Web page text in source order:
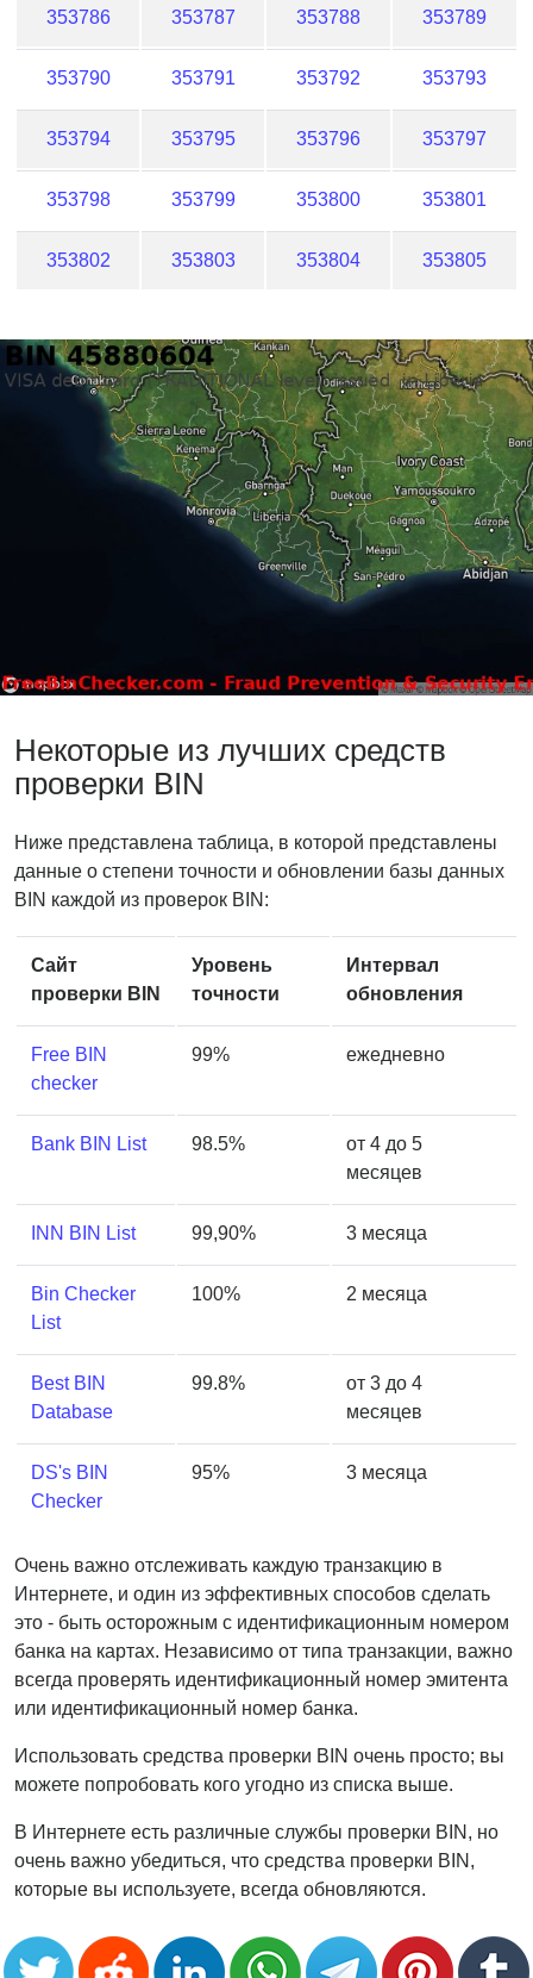
353786 353787 353788 353789
353790 353791 353792 353793
353794 353795 353796 353797
353798 353799 353800 353801
353802 353803 353804 353805
Некоторые из лучших средств
проверки BIN
Ниже представлена ​​таблица, в которой представлены
данные о степени точности и обновлении базы данных
BIN каждой из проверок BIN:
Сайт
проверки BIN
Уровень
точности
Интервал
обновления
Free BIN
checker
99% ежедневно
Bank BIN List 98.5%
от 4 до 5
месяцев
INN BIN List 99,90% 3 месяца
Bin Checker
List
100% 2 месяца
Best BIN
Database
99.8%
от 3 до 4
месяцев
DS's BIN
Checker
95% 3 месяца
Очень важно отслеживать каждую транзакцию в
Интернете, и один из эффективных способов сделать
это - быть осторожным с идентификационным номером
банка на картах. Независимо от типа транзакции, важно
всегда проверять идентификационный номер эмитента
или идентификационный номер банка.
Использовать средства проверки BIN очень просто; вы
можете попробовать кого угодно из списка выше.
В Интернете есть различные службы проверки BIN, но
очень важно убедиться, что средства проверки BIN,
которые вы используете, всегда обновляются.